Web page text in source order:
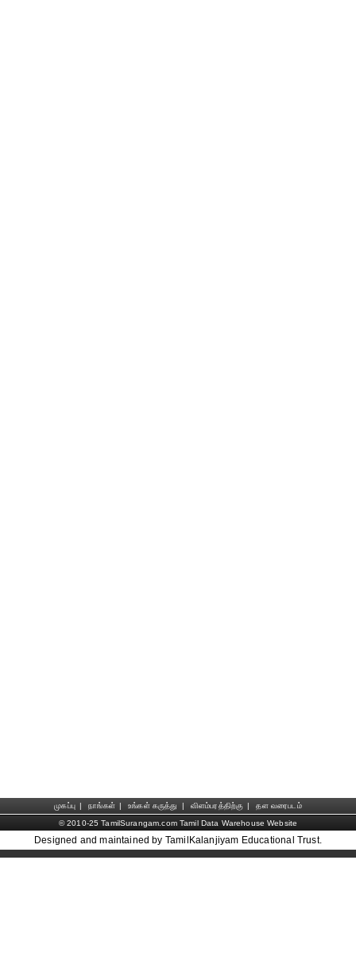
முகப்பு | நாங்கள் | உங்கள் கருத்து | விளம்பரத்திற்கு |
தள வரைபடம்
© 2010-25 TamilSurangam.com Tamil Data Warehouse Website
Designed and maintained by TamilKalanjiyam Educational Trust.